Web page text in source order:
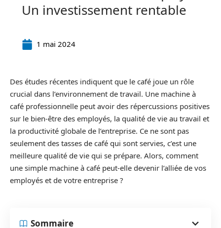
Un investissement rentable
1 mai 2024
Des études récentes indiquent que le café joue un rôle
crucial dans l’environnement de travail. Une machine à
café professionnelle peut avoir des répercussions positives
sur le bien-être des employés, la qualité de vie au travail et
la productivité globale de l’entreprise. Ce ne sont pas
seulement des tasses de café qui sont servies, c’est une
meilleure qualité de vie qui se prépare. Alors, comment
une simple machine à café peut-elle devenir l’alliée de vos
employés et de votre entreprise ?
Sommaire